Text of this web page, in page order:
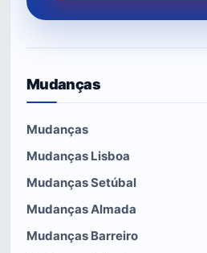
Mudanças
Mudanças
Mudanças Lisboa
Mudanças Setúbal
Mudanças Almada
Mudanças Barreiro